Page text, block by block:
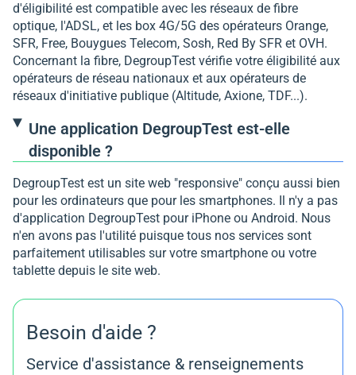
d'éligibilité est compatible avec les réseaux de fibre
optique, l'ADSL, et les box 4G/5G des opérateurs Orange,
SFR, Free, Bouygues Telecom, Sosh, Red By SFR et OVH.
Concernant la fibre, DegroupTest vérifie votre éligibilité aux
opérateurs de réseau nationaux et aux opérateurs de
réseaux d'initiative publique (Altitude, Axione, TDF...).
Une application DegroupTest est-elle
disponible ?
DegroupTest est un site web "responsive" conçu aussi bien
pour les ordinateurs que pour les smartphones. Il n'y a pas
d'application DegroupTest pour iPhone ou Android. Nous
n'en avons pas l'utilité puisque tous nos services sont
parfaitement utilisables sur votre smartphone ou votre
tablette depuis le site web.
Besoin d'aide ?
Service d'assistance & renseignements